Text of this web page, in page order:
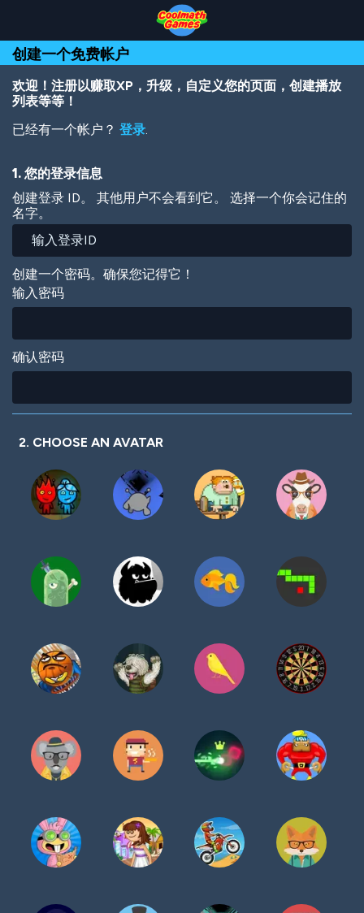
Top
of
Page
Navigation
Main
Content
Footer
到
主
要
内
容
创建一个免费帐户
欢迎！注册以赚取XP，升级，自定义您的页面，创建播放
列表等等！
已经有一个帐户？ 登录.
1. 您的登录信息
创建登录 ID。 其他用户不会看到它。 选择一个你会记住的
名字。
创建一个密码。确保您记得它！
输入密码
确认密码
2. CHOOSE AN AVATAR